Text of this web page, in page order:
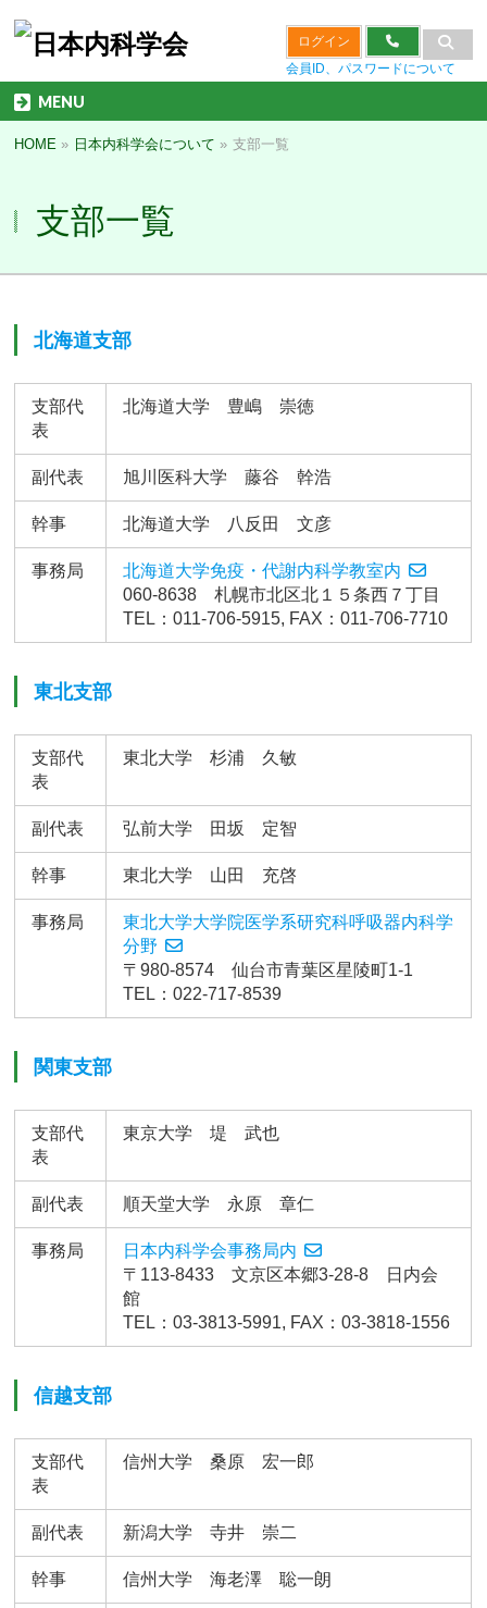
ログイン
会員ID、パスワードについて
MENU
HOME » 日本内科学会について » 支部一覧
支部一覧
北海道支部
支部代
表
北海道大学 豊嶋 崇徳
副代表 旭川医科大学 藤谷 幹浩
幹事 北海道大学 八反田 文彦
事務局
北海道大学免疫・代謝内科学教室内
060-8638 札幌市北区北１５条西７丁目
TEL：011-706-5915, FAX：011-706-7710
東北支部
支部代
表
東北大学 杉浦 久敏
副代表 弘前大学 田坂 定智
幹事 東北大学 山田 充啓
事務局
東北大学大学院医学系研究科呼吸器内科学
分野
〒980-8574 仙台市青葉区星陵町1-1
TEL：022-717-8539
関東支部
支部代
表
東京大学 堤 武也
副代表 順天堂大学 永原 章仁
事務局
日本内科学会事務局内
〒113-8433 文京区本郷3-28-8 日内会
館
TEL：03-3813-5991, FAX：03-3818-1556
信越支部
支部代
表
信州大学 桑原 宏一郎
副代表 新潟大学 寺井 崇二
幹事 信州大学 海老澤 聡一朗